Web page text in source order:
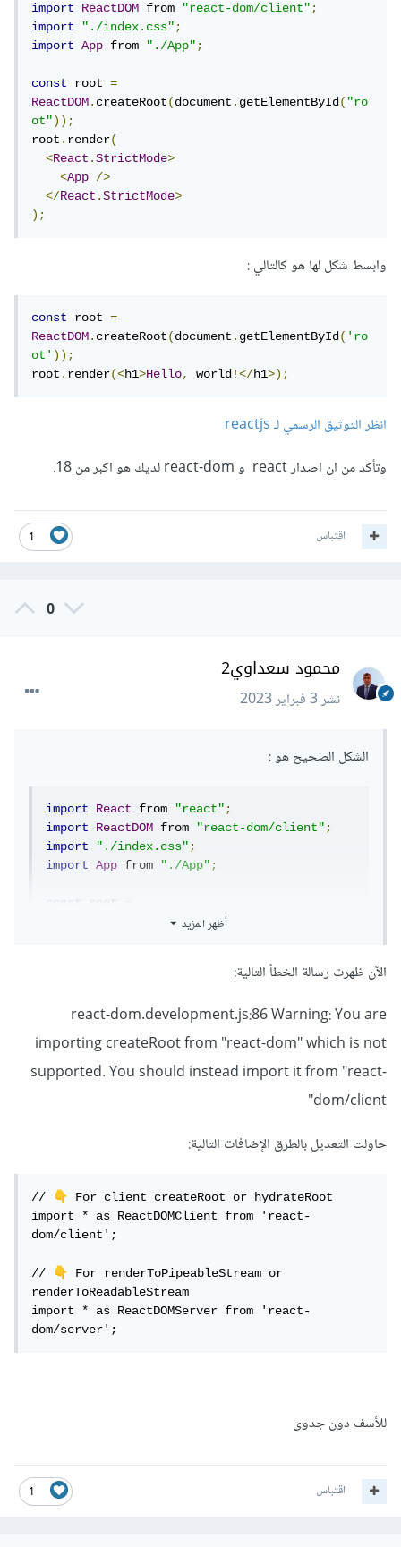
import
ReactDOM from "react-dom/client";
import
"./index.css";
import
App from "./App";
const root =
ReactDOM.createRoot(document.getElementById("ro
ot"));
root.render(
<React.StrictMode>
<App
/>
</React.StrictMode>
);
وابسط شكل لها هو كالتالي
const root =
ReactDOM.createRoot(document.getElementById('ro
ot'));
root.render(<h1>Hello, world!</h1>);
انظر التوثيق الرسمي لـ reactjs
وتأكد من ان اصدار react و react-dom لديك هو اكبر من 18.
1 اقتباس
0
محمود سعداوي2
نشر3 فبراير 2023
الشكل الصحيح هو
import React from "react";
import
ReactDOM from "react-dom/client";
import
"./index.css";
import
App from "./App";
createRoot(document
</React.StrictMode>
وابسط شكل لها هو كالتالي:
(document.getElementById
انظر التوثيق الرسمي لـ reactjs
أظهر المزيد
الآن ظهرت رسالة الخطأ التالية:
react-dom.development.js:86 Warning: You are
importing createRoot from "react-dom" which is not
supported. You should instead import it from "react-
dom/client"
حاولت التعديل بالطرق الإضافات التالية:
// 👇
️ For client createRoot or hydrateRoot
import * as ReactDOMClient from 'react-
dom/client';
// 👇
️ For renderToPipeableStream or
renderToReadableStream
import * as ReactDOMServer from 'react-
dom/server';
للأسف دون جدوى
1 اقتباس